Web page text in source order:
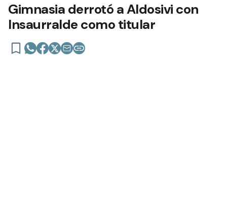
Gimnasia derrotó a Aldosivi con
Insaurralde como titular